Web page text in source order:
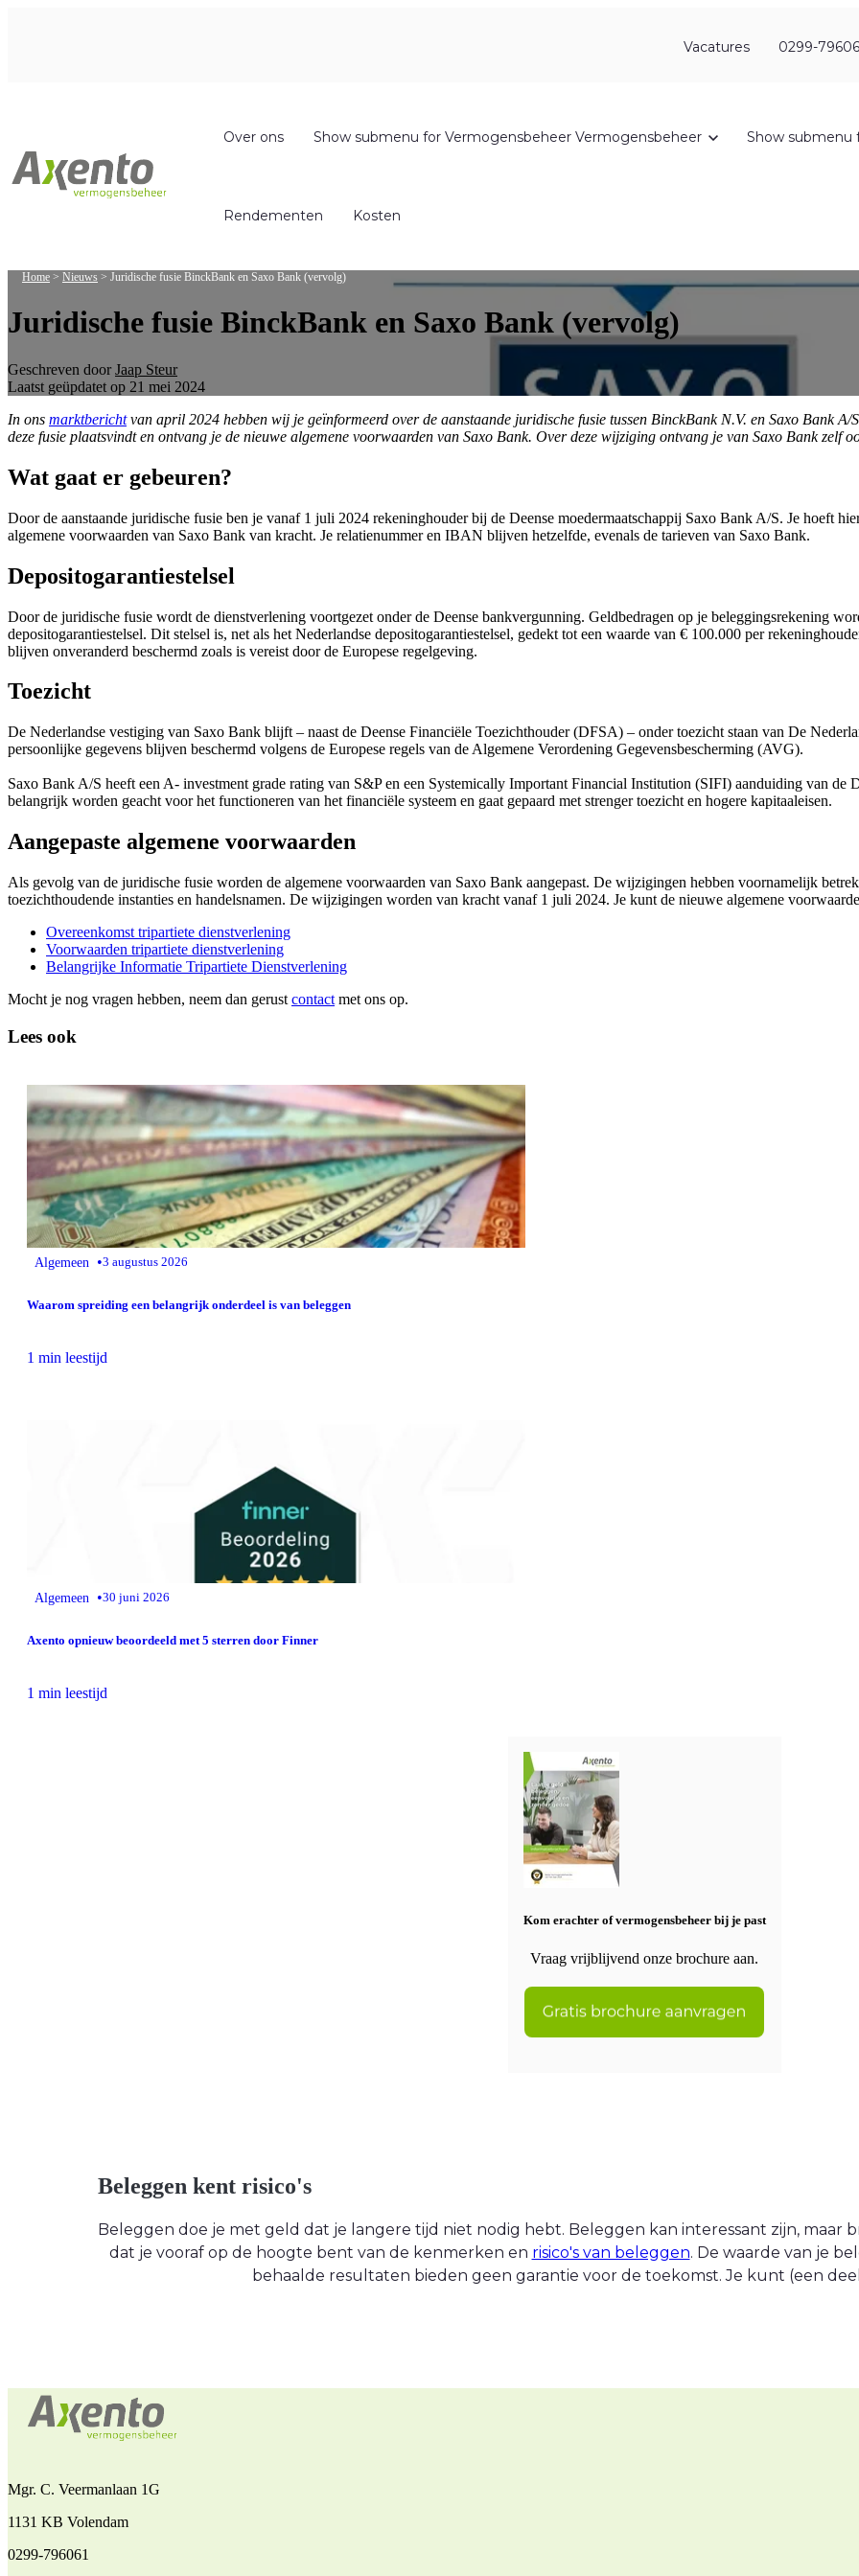
Vacatures 0299-
Over ons Show submenu for Vermogensbeheer Vermogensbeheer Show submenu
Rendementen Kosten
Home > Nieuws > Juridische fusie BinckBank en Saxo Bank (vervolg)
Juridische fusie BinckBank en Saxo Bank (vervolg)
Geschreven doorJaap Steur
Laatst geüpdatet op 21 mei 2024
In ons marktberichtvan april 2024 hebben wij je geïnformeerd over de aanstaande juridische fusie tussen BinckBank N.V. en Saxo Bank
deze fusie plaatsvindt en ontvang je de nieuwe algemene voorwaarden van Saxo Bank. Over deze wijziging ontvang je van Saxo Bank zelf
Wat gaat er gebeuren?
Door de aanstaande juridische fusie ben je vanaf 1 juli 2024 rekeninghouder bij de Deense moedermaatschappij Saxo Bank A/S. Je hoeft
algemene voorwaarden van Saxo Bank van kracht. Je relatienummer en IBAN blijven hetzelfde, evenals de tarieven van Saxo Bank.
Depositogarantiestelsel
Door de juridische fusie wordt de dienstverlening voortgezet onder de Deense bankvergunning. Geldbedragen op je beleggingsrekening
depositogarantiestelsel. Dit stelsel is, net als het Nederlandse depositogarantiestelsel, gedekt tot een waarde van € 100.000 per
blijven onveranderd beschermd zoals is vereist door de Europese regelgeving.
Toezicht
De Nederlandse vestiging van Saxo Bank blijft – naast de Deense Financiële Toezichthouder (DFSA) – onder toezicht staan van De
persoonlijke gegevens blijven beschermd volgens de Europese regels van de Algemene Verordening Gegevensbescherming (AVG).
Saxo Bank A/S heeft een A- investment grade rating van S&P en een Systemically Important Financial Institution (SIFI) aanduiding van
belangrijk worden geacht voor het functioneren van het financiële systeem en gaat gepaard met strenger toezicht en hogere kapitaaleisen.
Aangepaste algemene voorwaarden
Als gevolg van de juridische fusie worden de algemene voorwaarden van Saxo Bank aangepast. De wijzigingen hebben voornamelijk
toezichthoudende instanties en handelsnamen. De wijzigingen worden van kracht vanaf 1 juli 2024. Je kunt de nieuwe algemene
Overeenkomst tripartiete dienstverlening
Voorwaarden tripartiete dienstverlening
Belangrijke Informatie Tripartiete Dienstverlening
Mocht je nog vragen hebben, neem dan gerust contact met ons op.
Lees ook
Algemeen •3 augustus 2026
Waarom spreiding een belangrijk onderdeel is van beleggen
1 min leestijd
Algemeen •30 juni 2026
Axento opnieuw beoordeeld met 5 sterren door Finner
1 min leestijd
Kom erachter of vermogensbeheer bij je past
Vraag vrijblijvend onze brochure aan.
Beleggen kent risico's
Beleggen doe je met geld dat je langere tijd niet nodig hebt. Beleggen kan interessant zijn, maar
dat je vooraf op de hoogte bent van de kenmerken en risico's van beleggen. De waarde van je
behaalde resultaten bieden geen garantie voor de toekomst. Je kunt (een
Mgr. C. Veermanlaan 1G
1131 KB Volendam
0299-796061